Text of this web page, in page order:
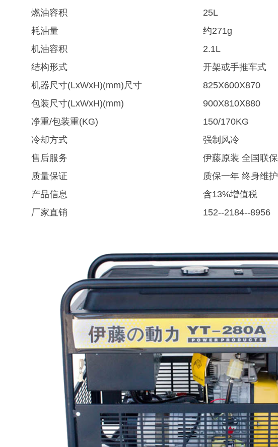
燃油容积
25L
耗油量
约271g
机油容积
2.1L
结构形式
开架或手推车式
机器尺寸(LxWxH)(mm)尺寸
825X600X870
包装尺寸(LxWxH)(mm)
900X810Ⅹ880
净重/包装重(KG)
150/170KG
冷却方式
强制风冷
售后服务
伊藤原装 全国联保
质量保证
质保一年 终身维护
产品信息
含13%增值税
厂家直销
152--2184--8956